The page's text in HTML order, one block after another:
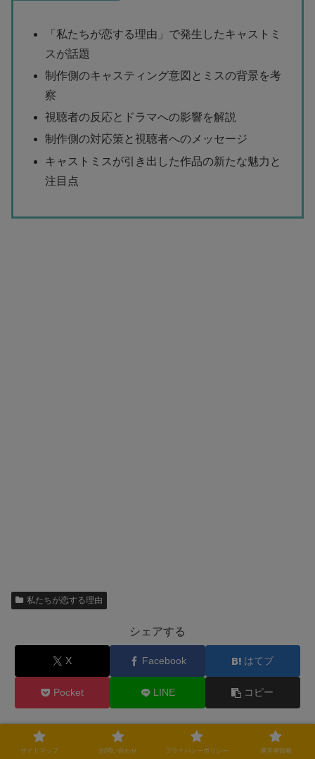
「私たちが恋する理由」で発生したキャストミ
スが話題
制作側のキャスティング意図とミスの背景を考
察
視聴者の反応とドラマへの影響を解説
制作側の対応策と視聴者へのメッセージ
キャストミスが引き出した作品の新たな魅力と
注目点
私たちが恋する理由
シェアする
X Facebook はてブ
Pocket LINE コピー
dramaをフォローする
サイトマップ お問い合わせ プライバシーポリシー 運営者情報